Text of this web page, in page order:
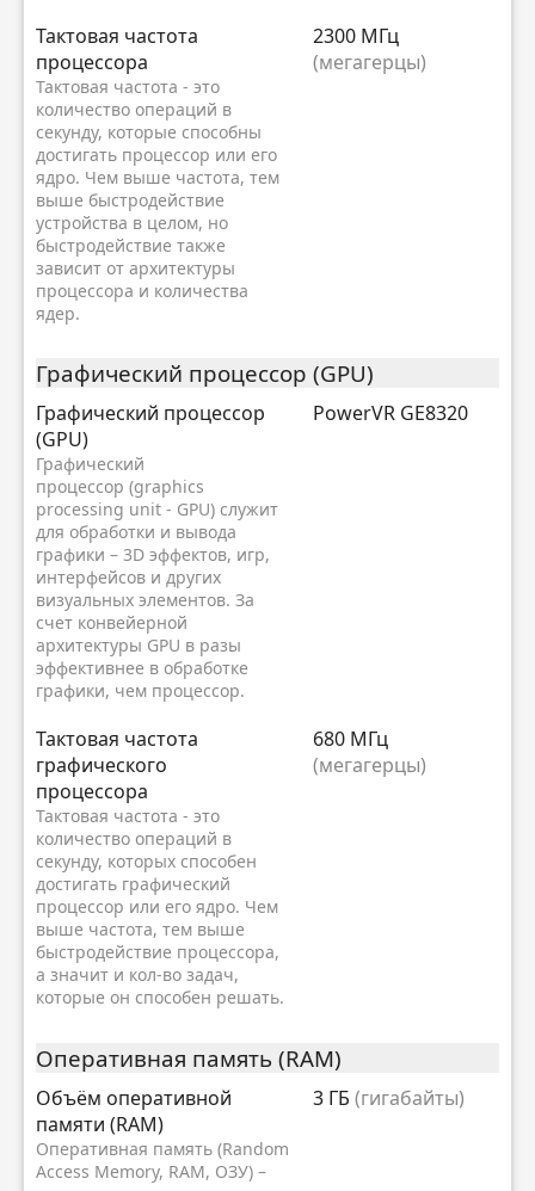
Тактовая частота
процессора
Тактовая частота - это
количество операций в
секунду, которые способны
достигать процессор или его
ядро. Чем выше частота, тем
выше быстродействие
устройства в целом, но
быстродействие также
зависит от архитектуры
процессора и количества
ядер.
2300 МГц
(мегагерцы)
Графический процессор (GPU)
Графический процессор
(GPU)
Графический
процессор (graphics
processing unit - GPU) служит
для обработки и вывода
графики – 3D эффектов, игр,
интерфейсов и других
визуальных элементов. За
счет конвейерной
архитектуры GPU в разы
эффективнее в обработке
графики, чем процессор.
PowerVR GE8320
Тактовая частота
графического
процессора
Тактовая частота - это
количество операций в
секунду, которых способен
достигать графический
процессор или его ядро. Чем
выше частота, тем выше
быстродействие процессора,
а значит и кол-во задач,
которые он способен решать.
680 МГц
(мегагерцы)
Оперативная память (RAM)
Объём оперативной
памяти (RAM)
Оперативная память (Random
Access Memory, RAM, ОЗУ) –
3 ГБ (гигабайты)